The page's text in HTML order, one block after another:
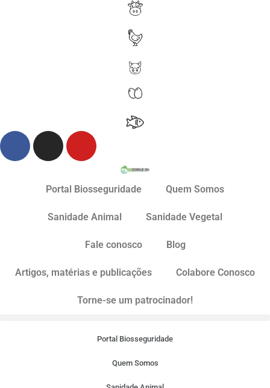
Portal Biosseguridade Quem Somos
Sanidade Animal Sanidade Vegetal
Fale conosco Blog
Artigos, matérias e publicações Colabore Conosco
Torne-se um patrocinador!
Portal Biosseguridade
Quem Somos